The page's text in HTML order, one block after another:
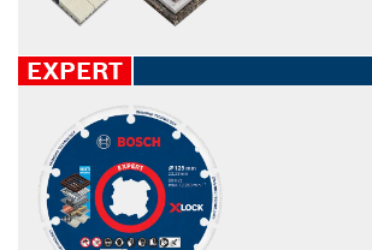
EXPERT